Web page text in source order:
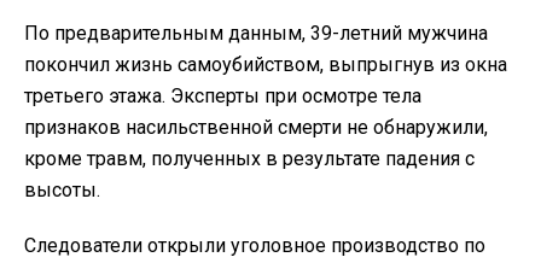
По предварительным данным, 39-летний мужчина
покончил жизнь самоубийством, выпрыгнув из окна
третьего этажа. Эксперты при осмотре тела
признаков насильственной смерти не обнаружили,
кроме травм, полученных в результате падения с
высоты.
Следователи открыли уголовное производство по